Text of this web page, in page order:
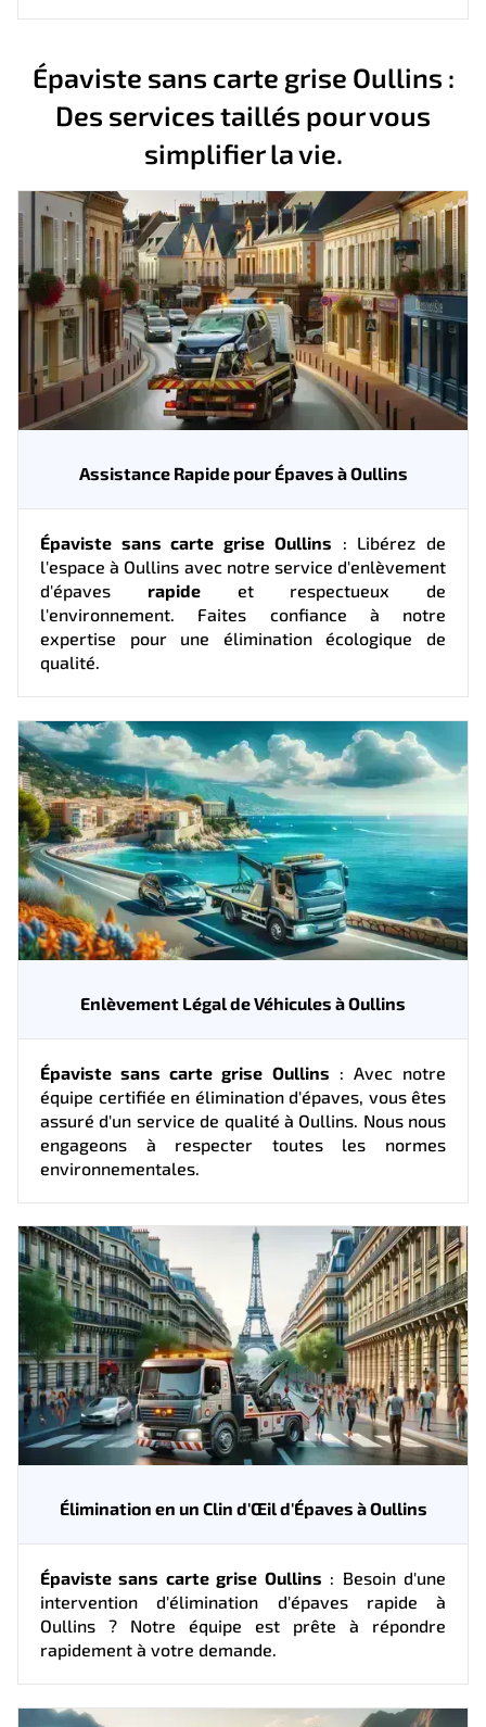
Épaviste sans carte grise Oullins :
Des services taillés pour vous
simplifier la vie.
Assistance Rapide pour Épaves à Oullins
Épaviste sans carte grise Oullins : Libérez de
l'espace à Oullins avec notre service d'enlèvement
d'épaves rapideet respectueux de
l'environnement. Faites confiance à notre
expertise pour une élimination écologique de
qualité.
Enlèvement Légal de Véhicules à Oullins
Épaviste sans carte grise Oullins : Avec notre
équipe certifiée en élimination d'épaves, vous êtes
assuré d'un service de qualité à Oullins. Nous nous
engageons à respecter toutes les normes
environnementales.
Élimination en un Clin d'Œil d'Épaves à Oullins
Épaviste sans carte grise Oullins : Besoin d'une
intervention d'élimination d'épaves rapide à
Oullins ? Notre équipe est prête à répondre
rapidement à votre demande.